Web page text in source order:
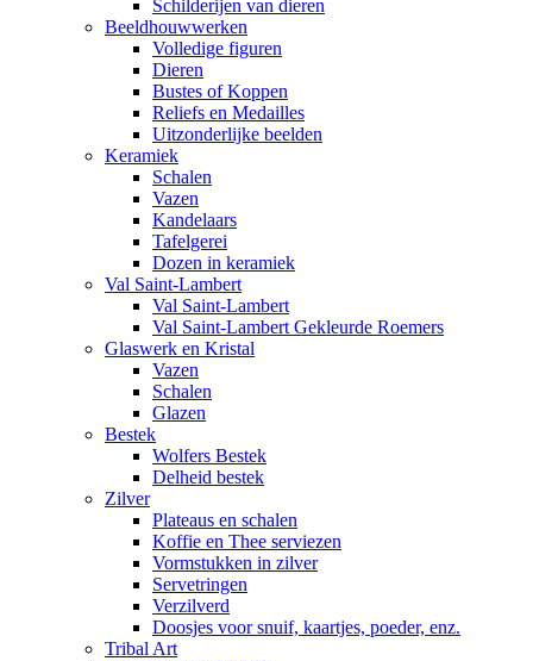
Schilderijen van dieren
Beeldhouwwerken
Volledige figuren
Dieren
Bustes of Koppen
Reliefs en Medailles
Uitzonderlijke beelden
Keramiek
Schalen
Vazen
Kandelaars
Tafelgerei
Dozen in keramiek
Val Saint-Lambert
Val Saint-Lambert
Val Saint-Lambert Gekleurde Roemers
Glaswerk en Kristal
Vazen
Schalen
Glazen
Bestek
Wolfers Bestek
Delheid bestek
Zilver
Plateaus en schalen
Koffie en Thee serviezen
Vormstukken in zilver
Servetringen
Verzilverd
Doosjes voor snuif, kaartjes, poeder, enz.
Tribal Art